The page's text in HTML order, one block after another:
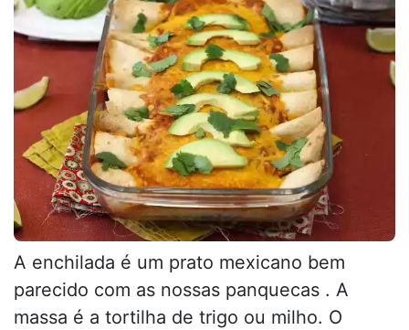
A enchilada é um prato mexicano bem
parecido com as nossas panquecas . A
massa é a tortilha de trigo ou milho. O